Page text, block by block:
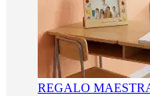
REGALO